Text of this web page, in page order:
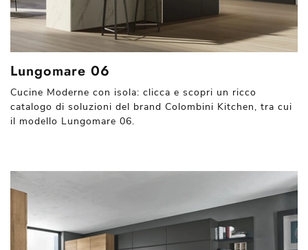
Lungomare 06
Cucine Moderne con isola: clicca e scopri un ricco
catalogo di soluzioni del brand Colombini Kitchen, tra cui
il modello Lungomare 06.